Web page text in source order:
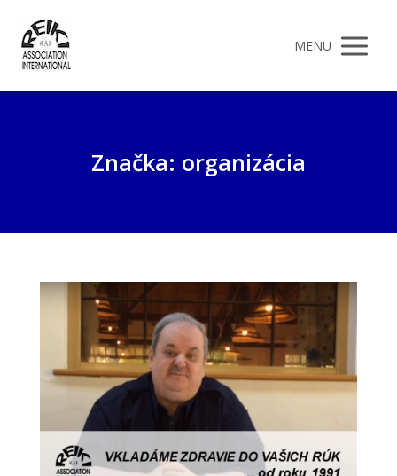
MENU
Značka: organizácia